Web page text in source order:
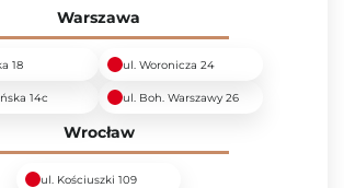
Warszawa
18 ul. Woronicza 24
14c ul. Boh. Warszawy 26
Wrocław
ul. Kościuszki 109